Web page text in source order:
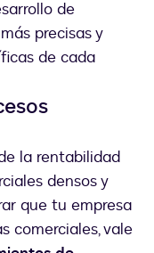
de
precisas y
de cada
la rentabilidad
densos y
que tu empresa
comerciales, vale